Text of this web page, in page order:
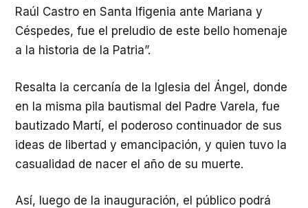
Raúl Castro en Santa Ifigenia ante Mariana y
Céspedes, fue el preludio de este bello homenaje
a la historia de la Patria”.
Resalta la cercanía de la Iglesia del Ángel, donde
en la misma pila bautismal del Padre Varela, fue
bautizado Martí, el poderoso continuador de sus
ideas de libertad y emancipación, y quien tuvo la
casualidad de nacer el año de su muerte.
Así, luego de la inauguración, el público podrá